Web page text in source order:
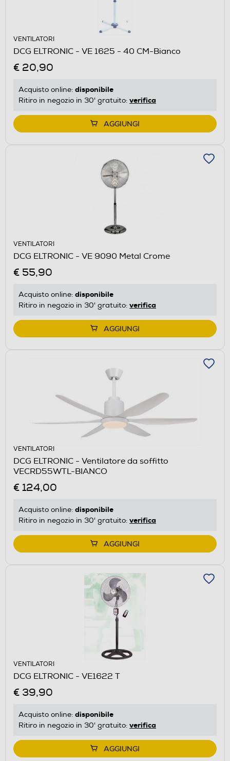
VENTILATORI
DCG ELTRONIC - VE 1625 - 40 CM-Bianco
€ 20,90
Acquisto online: disponibile
Ritiro in negozio in 30' gratuito: verifica
AGGIUNGI
VENTILATORI
DCG ELTRONIC - VE 9090 Metal Crome
€ 55,90
Acquisto online: disponibile
Ritiro in negozio in 30' gratuito: verifica
AGGIUNGI
VENTILATORI
DCG ELTRONIC - Ventilatore da soffitto
VECRD55WTL-BIANCO
€ 124,00
Acquisto online: disponibile
Ritiro in negozio in 30' gratuito: verifica
AGGIUNGI
VENTILATORI
DCG ELTRONIC - VE1622 T
€ 39,90
Acquisto online: disponibile
Ritiro in negozio in 30' gratuito: verifica
AGGIUNGI